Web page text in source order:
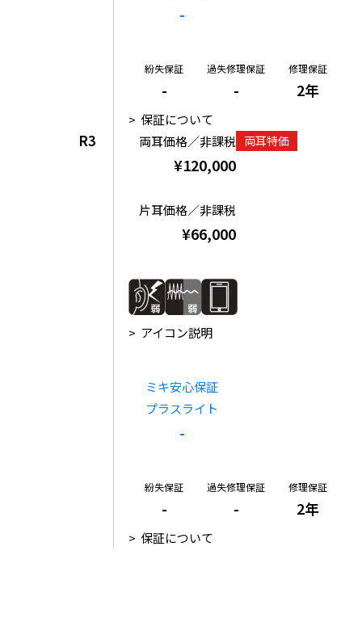
-
紛失保証
-
過失修理保証
-
修理保証
2年
保証について
R3 両耳価格／非課税 両耳特価
¥120,000
片耳価格／非課税
¥66,000
アイコン説明
ミキ安心保証
プラスライト
-
紛失保証
-
過失修理保証
-
修理保証
2年
保証について